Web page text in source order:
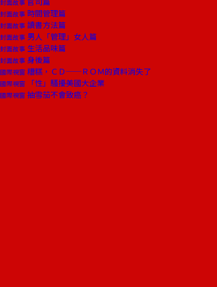
封面故事
封面故事 時間管理篇
封面故事 讀書方法篇
封面故事 男人「管理」女人篇
封面故事 生活品味篇
封面故事 身後篇
國際視窗 糟糕，ＣＤ──ＲＯＭ的資料消失了
國際視窗 「性」騷擾美國大企業
國際視窗 抽雪茄不會致癌？